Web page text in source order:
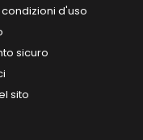
d'uso
sicuro
sito